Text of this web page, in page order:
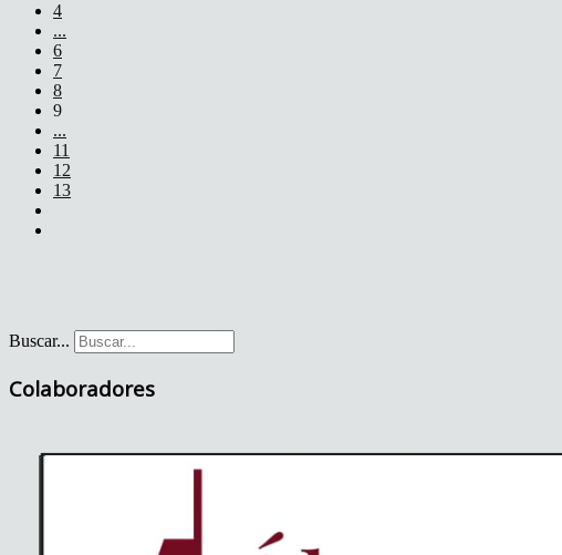
4
...
6
7
8
9
...
11
12
13
Buscar...
Colaboradores